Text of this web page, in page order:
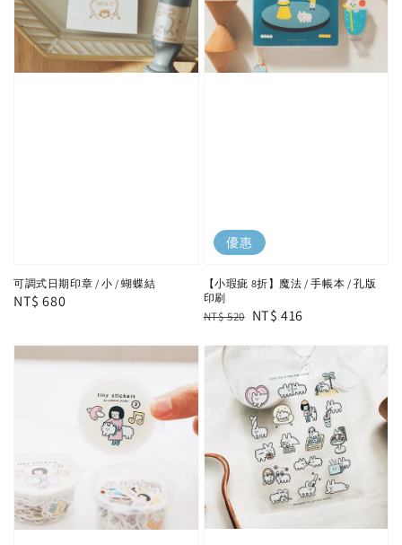
可調式日期印章 / 小 / 蝴蝶結
Regular
NT$ 680
優惠
【小瑕疵 8折】魔法 / 手帳本 / 孔版
印刷
Regular
NT$ 520 Sale
NT$ 416